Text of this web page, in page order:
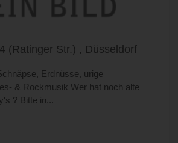
(Ratinger Str.) , Düsseldorf
Erdnüsse, urige
& Rockmusik Wer hat noch alte
? Bitte in...